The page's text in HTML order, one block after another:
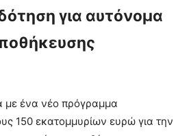
για αυτόνομα
ένα νέο πρόγραμμα
150 εκατομμυρίων ευρώ για την